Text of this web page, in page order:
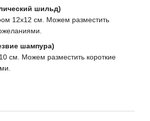
шильд)
12х12 см. Можем разместить
шампура)
см. Можем разместить короткие